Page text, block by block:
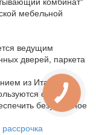
мебельной
ведущим
дверей, паркета
из Италии и
самые
безупречное